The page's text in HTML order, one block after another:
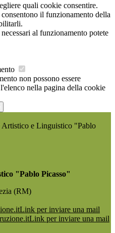
quali cookie consentire.
il funzionamento della
al funzionamento potete
non possono essere
nella pagina della cookie
Artistico e Linguistico "Pablo
"Pablo Picasso"
(RM)
Link per inviare una mail
Link per inviare una mail